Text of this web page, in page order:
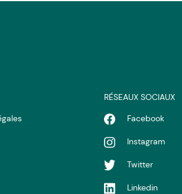
RÉSEAUX SOCIAUX
Facebook
Instagram
Twitter
Linkedin